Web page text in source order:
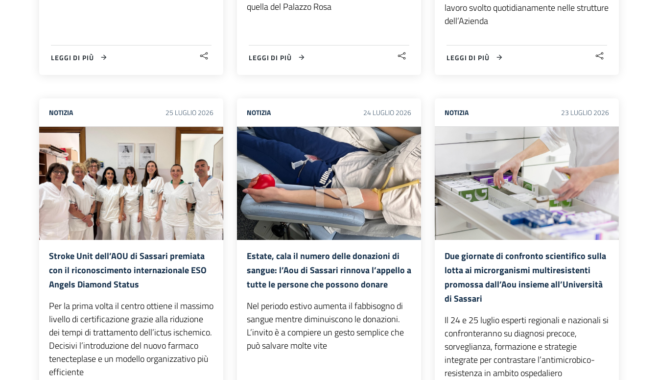
LEGGI DI PIÙ
quella del Palazzo Rosa
LEGGI DI PIÙ
lavoro svolto quotidianamente nelle strutture
dell’Azienda
LEGGI DI PIÙ
NOTIZIA 25 LUGLIO2026
Stroke Unit dell’AOU di Sassari premiata
con il riconoscimento internazionale ESO
Angels Diamond Status
Per la prima volta il centro ottiene il massimo
livello di certificazione grazie alla riduzione
dei tempi di trattamento dell’ictus ischemico.
Decisivi l’introduzione del nuovo farmaco
tenecteplase e un modello organizzativo più
efficiente
NOTIZIA 24LUGLIO2026
Estate, cala il numero delle donazioni di
sangue: l’Aou di Sassari rinnova l’appello a
tutte le persone che possono donare
Nel periodo estivo aumenta il fabbisogno di
sangue mentre diminuiscono le donazioni.
L’invito è a compiere un gesto semplice che
può salvare molte vite
NOTIZIA 23 LUGLIO2026
Due giornate di confronto scientifico sulla
lotta ai microrganismi multiresistenti
promossa dall’Aou insieme all’Università
di Sassari
Il 24 e 25 luglio esperti regionali e nazionali si
confronteranno su diagnosi precoce,
sorveglianza, formazione e strategie
integrate per contrastare l’antimicrobico-
resistenza in ambito ospedaliero